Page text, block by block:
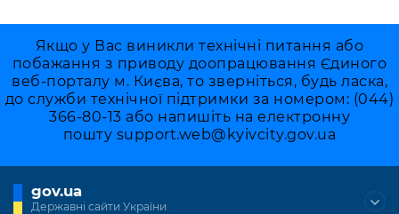
Якщо у Вас виникли технічні питання або
побажання з приводу доопрацювання Єдиного
веб-порталу м. Києва, то зверніться, будь ласка,
до служби технічної підтримки за номером: (044)
366-80-13 або напишіть на електронну
пошту support.web@kyivcity.gov.ua
gov.ua
Державні сайти України